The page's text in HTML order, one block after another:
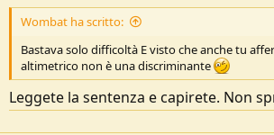
Wombat ha scritto:
Bastava solo difficoltà E visto che anche tu
altimetrico non è una discriminante
Leggete la sentenza e capirete. Non